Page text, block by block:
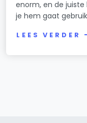
enorm, en de
je hem gaat
LEES VERDER